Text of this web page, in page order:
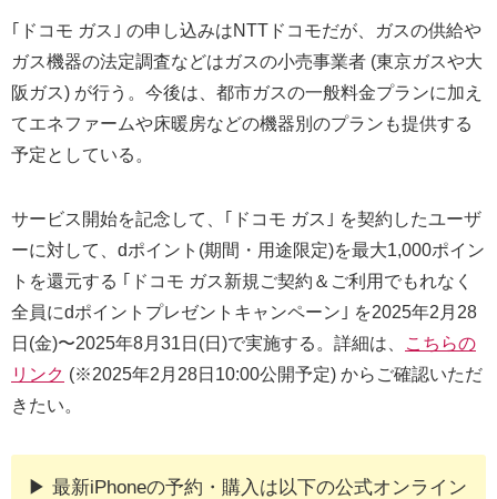
｢ドコモ ガス｣ の申し込みはNTTドコモだが、ガスの供給や
ガス機器の法定調査などはガスの小売事業者 (東京ガスや大
阪ガス) が行う。今後は、都市ガスの一般料金プランに加え
てエネファームや床暖房などの機器別のプランも提供する
予定としている。
サービス開始を記念して、｢ドコモ ガス｣ を契約したユーザ
ーに対して、dポイント(期間・用途限定)を最大1,000ポイン
トを還元する ｢ドコモ ガス新規ご契約＆ご利用でもれなく
全員にdポイントプレゼントキャンペーン｣ を2025年2月28
日(金)〜2025年8月31日(日)で実施する。詳細は、
こちらの
リンク (※2025年2月28日10:00公開予定) からご確認いただ
きたい。
▶︎ 最新iPhoneの予約・購入は以下の公式オンライン